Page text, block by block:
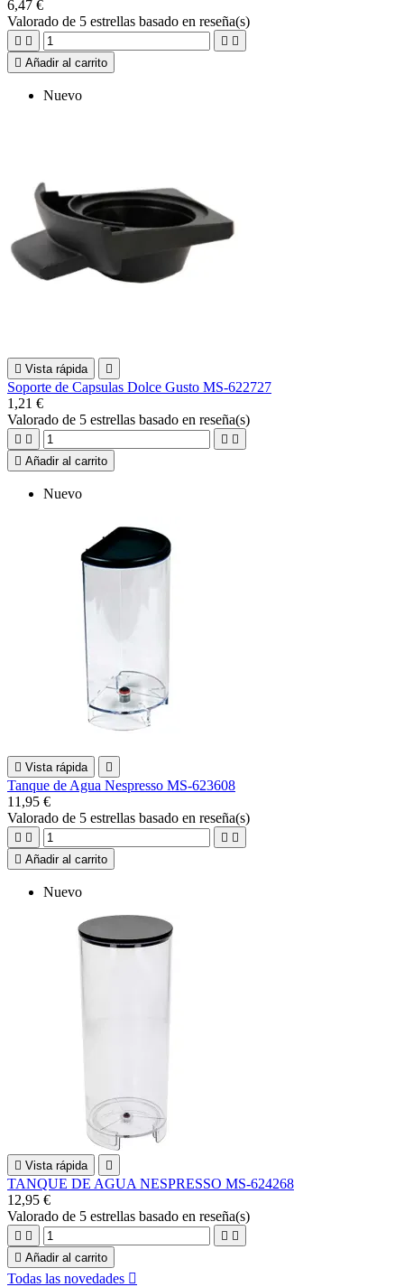
6,47 €
Valorado de 5 estrellas basado en reseña(s)
   
 Añadir al carrito
Nuevo
 Vista rápida 
Soporte de Capsulas Dolce Gusto MS-622727
1,21 €
Valorado de 5 estrellas basado en reseña(s)
   
 Añadir al carrito
Nuevo
 Vista rápida 
Tanque de Agua Nespresso MS-623608
11,95 €
Valorado de 5 estrellas basado en reseña(s)
   
 Añadir al carrito
Nuevo
 Vista rápida 
TANQUE DE AGUA NESPRESSO MS-624268
12,95 €
Valorado de 5 estrellas basado en reseña(s)
   
 Añadir al carrito
Todas las novedades 